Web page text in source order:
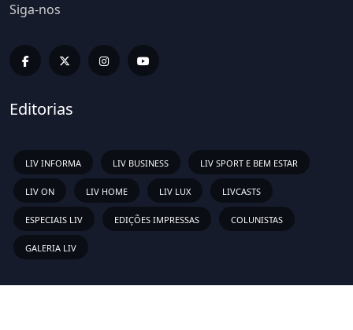
Siga-nos
Editorias
LIV INFORMA LIV BUSINESS LIV SPORT E BEM ESTAR
LIV ON LIV HOME LIV LUX LIVCASTS
ESPECIAIS LIV EDIÇÕES IMPRESSAS COLUNISTAS
GALERIA LIV